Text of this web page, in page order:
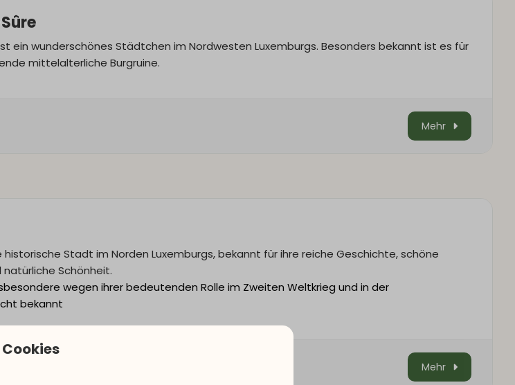
ein wunderschönes Städtchen im Nordwesten Luxemburgs. Besonders bekannt ist es für
mittelalterliche Burgruine.
Mehr
historische Stadt im Norden Luxemburgs, bekannt für ihre reiche Geschichte, schöne
Schönheit.
wegen ihrer bedeutenden Rolle im Zweiten Weltkrieg und in der
bekannt
Mehr